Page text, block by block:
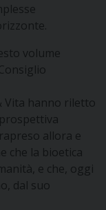
volume
Vita hanno riletto
allora e
che la bioetica
e che, oggi
dal suo